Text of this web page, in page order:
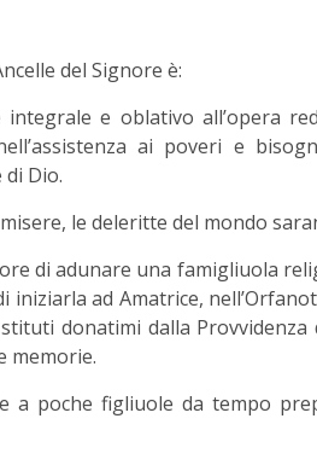
del Signore è:
integrale e oblativo all’opera
ai poveri e
Dio.
le deleritte del mondo
di adunare una famigliuola
ad Amatrice,
donatimi dalla
memorie.
poche figliuole da tempo